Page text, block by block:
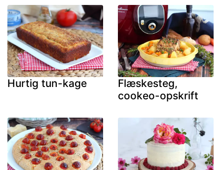
Hurtig tun-kage
Flæskesteg,
cookeo-opskrift